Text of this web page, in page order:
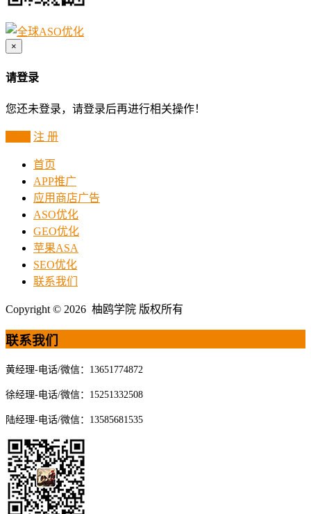
×
请登录
您还未登录，请登录后再进行相关操作！
注 册
首页
APP推广
应用商店广告
ASO优化
GEO优化
苹果ASA
SEO优化
联系我们
Copyright © 2026 柚鸥学院 版权所有
联系我们
黄经理-电话/微信：13651774872
徐经理-电话/微信：15251332508
陆经理-电话/微信：13585681535